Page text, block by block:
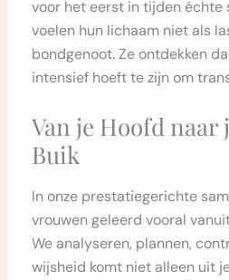
voor het eerst in tijden échte
voelen hun lichaam niet als
bondgenoot. Ze ontdekken
intensief hoeft te zijn om
Van je Hoofd naar
Buik
In onze prestatiegerichte
vrouwen geleerd vooral
We analyseren, plannen,
wijsheid komt niet alleen uit